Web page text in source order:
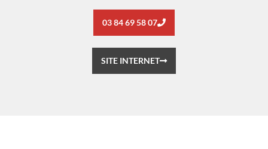
03 84 69 58 07
SITE INTERNET